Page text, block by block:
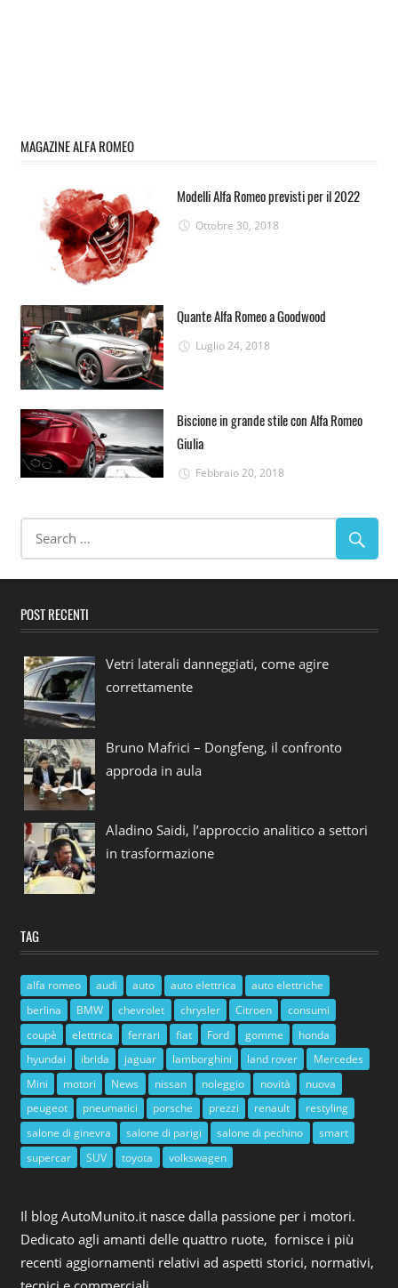
MAGAZINE ALFA ROMEO
Modelli Alfa Romeo previsti per il 2022
Ottobre 30, 2018
Quante Alfa Romeo a Goodwood
Luglio 24, 2018
Biscione in grande stile con Alfa Romeo
Giulia
Febbraio 20, 2018
POST RECENTI
Vetri laterali danneggiati, come agire
correttamente
Bruno Mafrici – Dongfeng, il confronto
approda in aula
Aladino Saidi, l’approccio analitico a settori
in trasformazione
TAG
alfa romeo audi auto auto elettrica
auto elettriche
berlina
BMW chevrolet chrysler Citroen
consumi
coupè
elettrica ferrari fiat Ford gomme
honda
hyundai
ibrida jaguar lamborghini land rover
Mercedes
Mini
motori News nissan noleggio novità
nuova
peugeot
pneumatici porsche prezzi renault
restyling
salone di ginevra
salone di parigi salone di pechino
smart
supercar
SUV toyota volkswagen
Il blog AutoMunito.it nasce dalla passione per i motori.
Dedicato agli amanti delle quattro ruote, fornisce i più
recenti aggiornamenti relativi ad aspetti storici, normativi,